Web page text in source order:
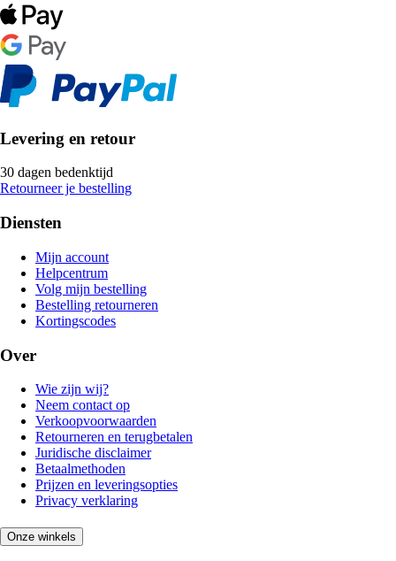
Levering en retour
30 dagen bedenktijd
Retourneer je bestelling
Diensten
Mijn account
Helpcentrum
Volg mijn bestelling
Bestelling retourneren
Kortingscodes
Over
Wie zijn wij?
Neem contact op
Verkoopvoorwaarden
Retourneren en terugbetalen
Juridische disclaimer
Betaalmethoden
Prijzen en leveringsopties
Privacy verklaring
Onze winkels